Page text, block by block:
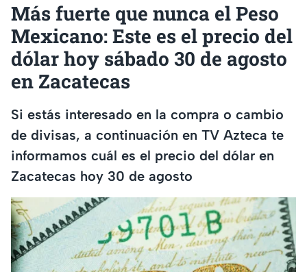
Más fuerte que nunca el Peso
Mexicano: Este es el precio del
dólar hoy sábado 30 de agosto
en Zacatecas
Si estás interesado en la compra o cambio
de divisas, a continuación en TV Azteca te
informamos cuál es el precio del dólar en
Zacatecas hoy 30 de agosto